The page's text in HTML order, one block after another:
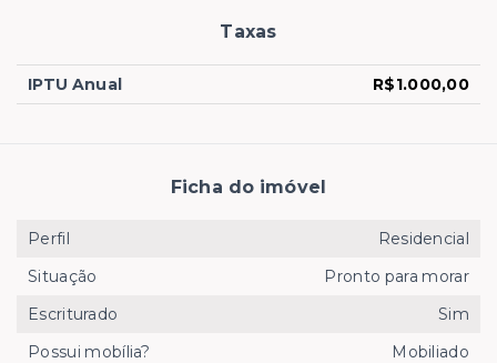
Taxas
IPTU Anual R$1.000,00
Ficha do imóvel
Perfil
Residencial
Situação
Pronto para morar
Escriturado
Sim
Possui mobília?
Mobiliado